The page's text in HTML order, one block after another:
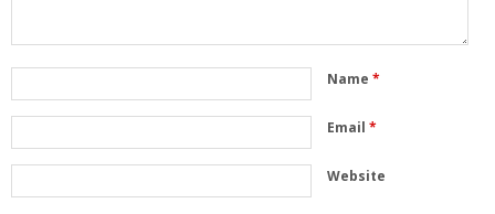
Name *
Email *
Website